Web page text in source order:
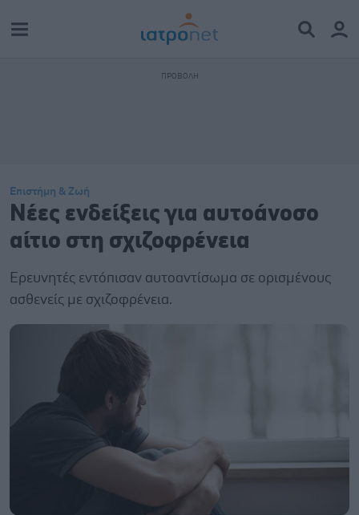
Επιστήμη & Ζωή
Νέες ενδείξεις για αυτοάνοσο
αίτιο στη σχιζοφρένεια
Ερευνητές εντόπισαν αυτοαντίσωμα σε ορισμένους
ασθενείς με σχιζοφρένεια.